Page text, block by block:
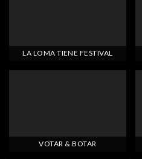
LA LOMA TIENE FESTIVAL
VOTAR & BOTAR